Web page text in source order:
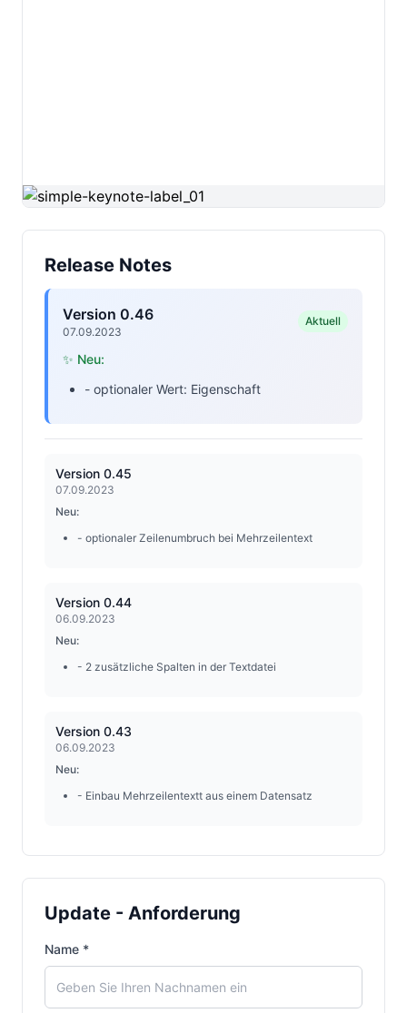
Release Notes
Version 0.46
07.09.2023
Aktuell
✨ Neu:
- optionaler Wert: Eigenschaft
Version 0.45
07.09.2023
Neu:
- optionaler Zeilenumbruch bei Mehrzeilentext
Version 0.44
06.09.2023
Neu:
- 2 zusätzliche Spalten in der Textdatei
Version 0.43
06.09.2023
Neu:
- Einbau Mehrzeilentextt aus einem Datensatz
Version 0.42
18.08.2023
- Einbau Warnhinweis bei fehlender Textdatei oder
falscher Namensgebung
Version 0.41
Update - Anforderung
Name *